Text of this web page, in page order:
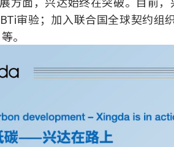
审验；加入联合国全球契约组
。